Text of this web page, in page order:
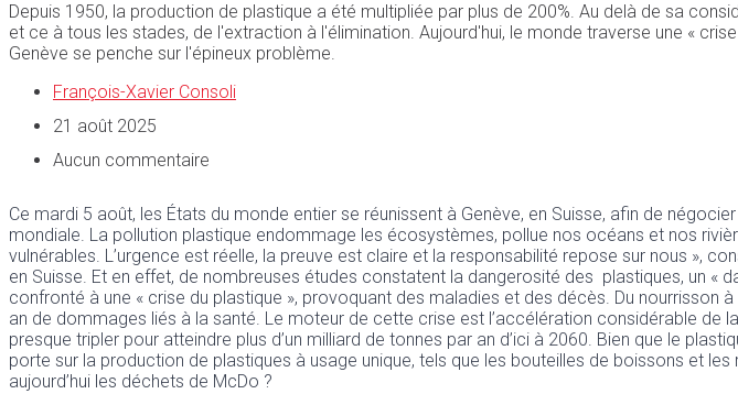
Depuis 1950, la production de plastique a été multipliée par plus de 200%. Au delà de sa
et ce à tous les stades, de l'extraction à l'élimination. Aujourd'hui, le monde traverse une «
Genève se penche sur l'épineux problème.
François-Xavier Consoli
21 août 2025
Aucun commentaire
Ce mardi 5 août, les États du monde entier se réunissent à Genève, en Suisse, afin de
mondiale. La pollution plastique endommage les écosystèmes, pollue nos océans et nos
vulnérables. L’urgence est réelle, la preuve est claire et la responsabilité repose sur nous »,
en Suisse. Et en effet, de nombreuses études constatent la dangerosité des plastiques, un
confronté à une « crise du plastique », provoquant des maladies et des décès. Du nourrisson
an de dommages liés à la santé. Le moteur de cette crise est l’accélération considérable de
presque tripler pour atteindre plus d’un milliard de tonnes par an d’ici à 2060. Bien que le
porte sur la production de plastiques à usage unique, tels que les bouteilles de boissons et
aujourd’hui les déchets de McDo ?